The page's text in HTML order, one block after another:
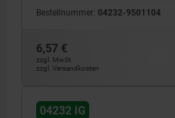
Bestellnummer: 04232-9501104
6,57 €
zzgl. MwSt.
zzgl. Versandkosten
04232 IG